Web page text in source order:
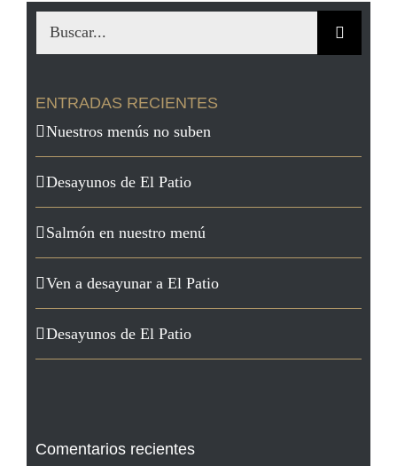
Buscar:
ENTRADAS RECIENTES
Nuestros menús no suben
Desayunos de El Patio
Salmón en nuestro menú
Ven a desayunar a El Patio
Desayunos de El Patio
Comentarios recientes